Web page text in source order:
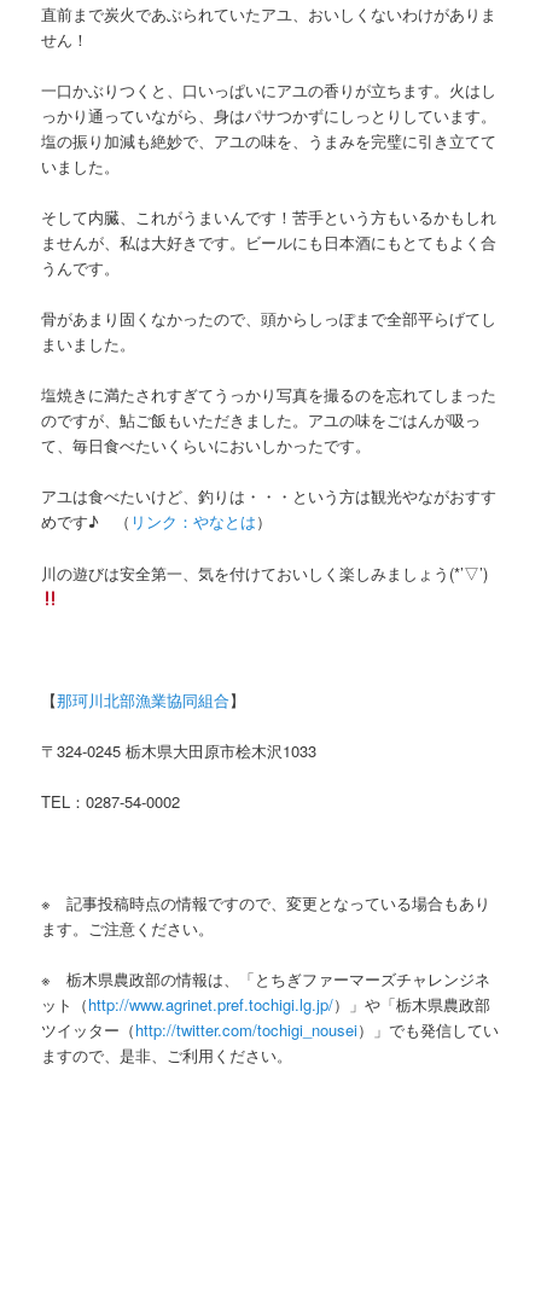
直前まで炭火であぶられていたアユ、おいしくないわけがありま
せん！
一口かぶりつくと、口いっぱいにアユの香りが立ちます。火はし
っかり通っていながら、身はパサつかずにしっとりしています。
塩の振り加減も絶妙で、アユの味を、うまみを完璧に引き立てて
いました。
そして内臓、これがうまいんです！苦手という方もいるかもしれ
ませんが、私は大好きです。ビールにも日本酒にもとてもよく合
うんです。
骨があまり固くなかったので、頭からしっぽまで全部平らげてし
まいました。
塩焼きに満たされすぎてうっかり写真を撮るのを忘れてしまった
のですが、鮎ご飯もいただきました。アユの味をごはんが吸っ
て、毎日食べたいくらいにおいしかったです。
アユは食べたいけど、釣りは・・・という方は観光やながおすす
めです♪ （ リンク：やなとは）
川の遊びは安全第一、気を付けておいしく楽しみましょう(*’▽’)
【那珂川北部漁業協同組合】
〒324-0245 栃木県大田原市桧木沢1033
TEL：0287-54-0002
※ 記事投稿時点の情報ですので、変更となっている場合もあり
ます。ご注意ください。
※ 栃木県農政部の情報は、「とちぎファーマーズチャレンジネ
ット（http://www.agrinet.pref.tochigi.lg.jp/）」や「栃木県農政部
ツイッター（http://twitter.com/tochigi_nousei）」でも発信してい
ますので、是非、ご利用ください。